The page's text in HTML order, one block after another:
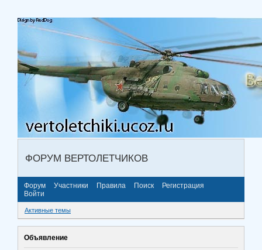
ФОРУМ ВЕРТОЛЕТЧИКОВ
Форум Участники Правила Поиск
Регистрация
Войти
Активные темы
Объявление